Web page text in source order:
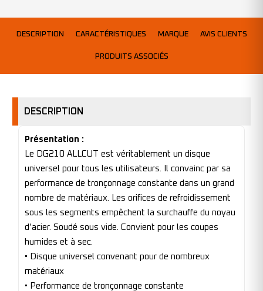
DESCRIPTION CARACTÉRISTIQUES MARQUE AVIS CLIENTS
PRODUITS ASSOCIÉS
DESCRIPTION
Présentation :
Le DG210 ALLCUT est véritablement un disque
universel pour tous les utilisateurs. Il convainc par sa
performance de tronçonnage constante dans un grand
nombre de matériaux. Les orifices de refroidissement
sous les segments empêchent la surchauffe du noyau
d’acier. Soudé sous vide. Convient pour les coupes
humides et à sec.
• Disque universel convenant pour de nombreux
matériaux
• Performance de tronçonnage constante